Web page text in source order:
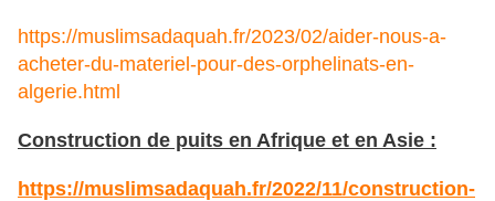
https://muslimsadaquah.fr/2023/02/aider-nous-a-
acheter-du-materiel-pour-des-orphelinats-en-
algerie.html
Construction de puits en Afrique et en Asie :
https://muslimsadaquah.fr/2022/11/construction-